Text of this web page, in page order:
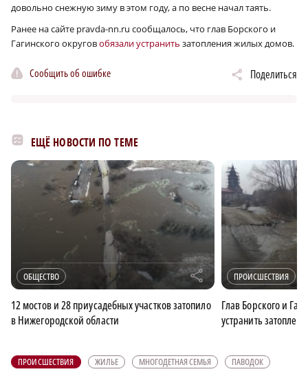
довольно снежную зиму в этом году, а по весне начал таять.
Ранее на сайте pravda-nn.ru сообщалось, что глав Борского и
Гагинского округовобязали устранить затопления жилых домов.
Сообщить об ошибке Поделиться
ЕЩЁ НОВОСТИ ПО ТЕМЕ
ОБЩЕСТВО r
12 мостов и 28 приусадебных участков затопило
в Нижегородской области
ПРОИСШЕСТВИЯ
Глав Борского и
устранить
ПРОИСШЕСТВИЯ ЖИЛЬЕ МНОГОДЕТНАЯ СЕМЬЯ ПАВОДОК